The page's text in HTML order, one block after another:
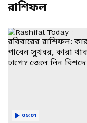
রাশিফল
05:01